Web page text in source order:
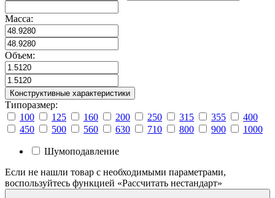
Масса:
Объем:
Конструктивные характеристики
Типоразмер:
100
125 160 200 250 315 355
400
450
500 560 630 710 800 900 1000
Шумоподавление
Если не нашли товар с необходимыми параметрами,
воспользуйтесь функцией «Рассчитать нестандарт»